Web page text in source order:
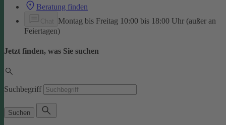
Beratung finden
Montag bis Freitag 10:00 bis 18:00 Uhr (außer an
Feiertagen)
Jetzt finden, was Sie suchen
Suchbegriff
Suchen